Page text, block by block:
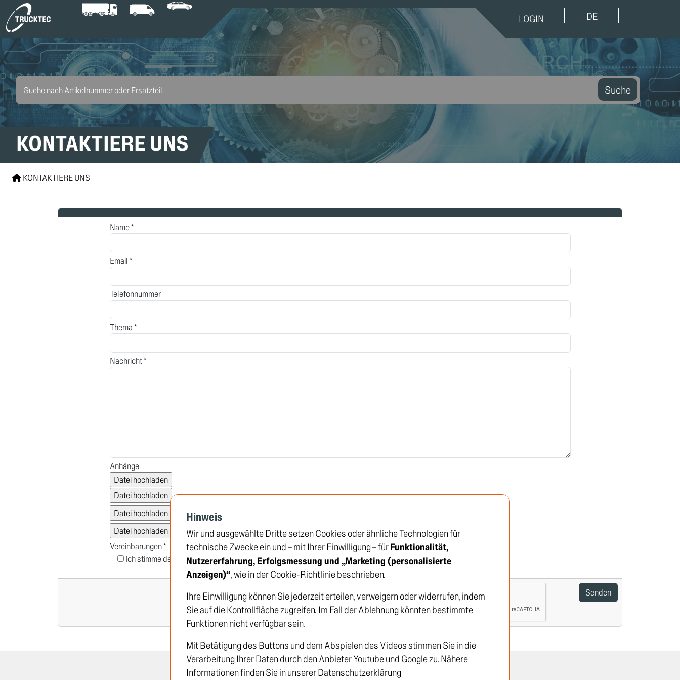
LOGIN DE
Suche
KONTAKTIERE UNS
KONTAKTIERE UNS
Name *
Email *
Telefonnummer
Thema *
Nachricht *
Anhänge
Vereinbarungen *
Ich stimme der
Datenschutzrichtliniezu bevor ich fortfahre
Hinweis
Wir und ausgewählte Dritte setzen Cookies oder ähnliche Technologien für
technische Zwecke ein und – mit Ihrer Einwilligung – fürFunktionalität,
Nutzererfahrung, Erfolgsmessung und „Marketing (personalisierte
Anzeigen)“, wie in der Cookie-Richtlinie beschrieben.
Ihre Einwilligung können Sie jederzeit erteilen, verweigern oder widerrufen, indem
Sie auf die Kontrollfläche zugreifen. Im Fall der Ablehnung könnten bestimmte
Funktionen nicht verfügbar sein.
Mit Betätigung des Buttons und dem Abspielen des Videos stimmen Sie in die
Verarbeitung Ihrer Daten durch den Anbieter Youtube und Google zu. Nähere
Informationen finden Sie in unserer Datenschutzerklärung